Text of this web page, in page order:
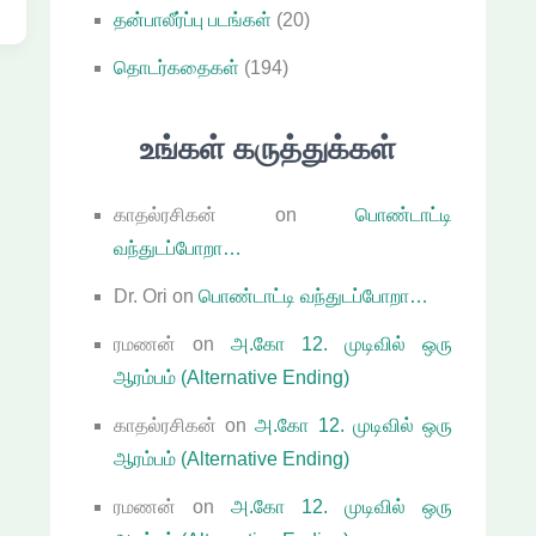
தன்பாலீர்ப்பு படங்கள் (20)
தொடர்கதைகள் (194)
உங்கள் கருத்துக்கள்
காதல்ரசிகன் on பொண்டாட்டி
வந்துடப்போறா…
Dr. Ori on பொண்டாட்டி வந்துடப்போறா…
ரமணன் on அ.கோ 12. முடிவில் ஒரு
ஆரம்பம் (Alternative Ending)
காதல்ரசிகன் onஅ.கோ 12. முடிவில் ஒரு
ஆரம்பம் (Alternative Ending)
ரமணன் on அ.கோ 12. முடிவில் ஒரு